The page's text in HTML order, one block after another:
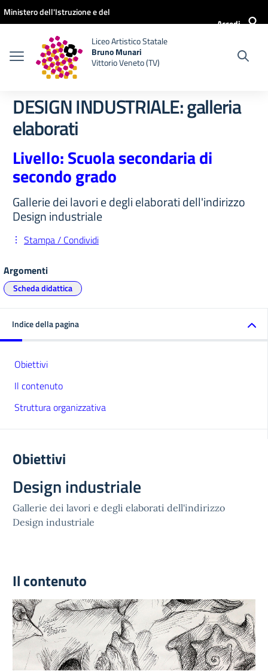
Vai ai contenuti
Vai al menu di navigazione
Vai al footer
Ministero dell'Istruzione e del
Accedi
Liceo Artistico Statale
Bruno Munari
Vittorio Veneto (TV)
DESIGN INDUSTRIALE: galleria
elaborati
Livello: Scuola secondaria di
secondo grado
Gallerie dei lavori e degli elaborati dell'indirizzo
Design industriale
Stampa / Condividi
Argomenti
Scheda didattica
Indice della pagina
Obiettivi
Il contenuto
Struttura organizzativa
Obiettivi
Design industriale
Gallerie dei lavori e degli elaborati dell'indirizzo
Design industriale
Il contenuto